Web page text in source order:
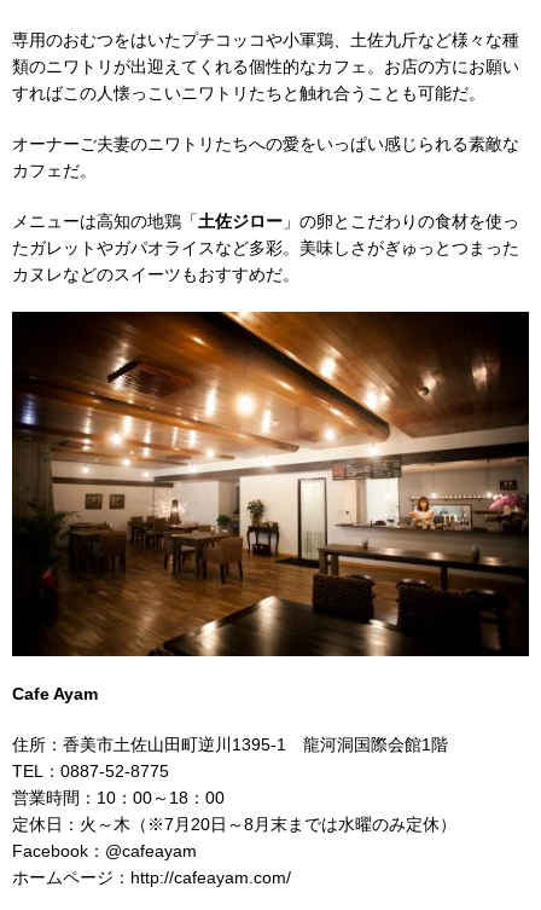
専用のおむつをはいたプチコッコや小軍鶏、土佐九斤など様々な種
類のニワトリが出迎えてくれる個性的なカフェ。お店の方にお願い
すればこの人懐っこいニワトリたちと触れ合うことも可能だ。
オーナーご夫妻のニワトリたちへの愛をいっぱい感じられる素敵な
カフェだ。
メニューは高知の地鶏「土佐ジロー 」の卵とこだわりの食材を使っ
たガレットやガパオライスなど多彩。美味しさがぎゅっとつまった
カヌレなどのスイーツもおすすめだ。
Cafe Ayam
住所：香美市土佐山田町逆川1395-1 龍河洞国際会館1階
TEL：0887-52-8775
営業時間：10：00～18：00
定休日：火～木（※7月20日～8月末までは水曜のみ定休）
Facebook：@cafeayam
ホームページ：http://cafeayam.com/